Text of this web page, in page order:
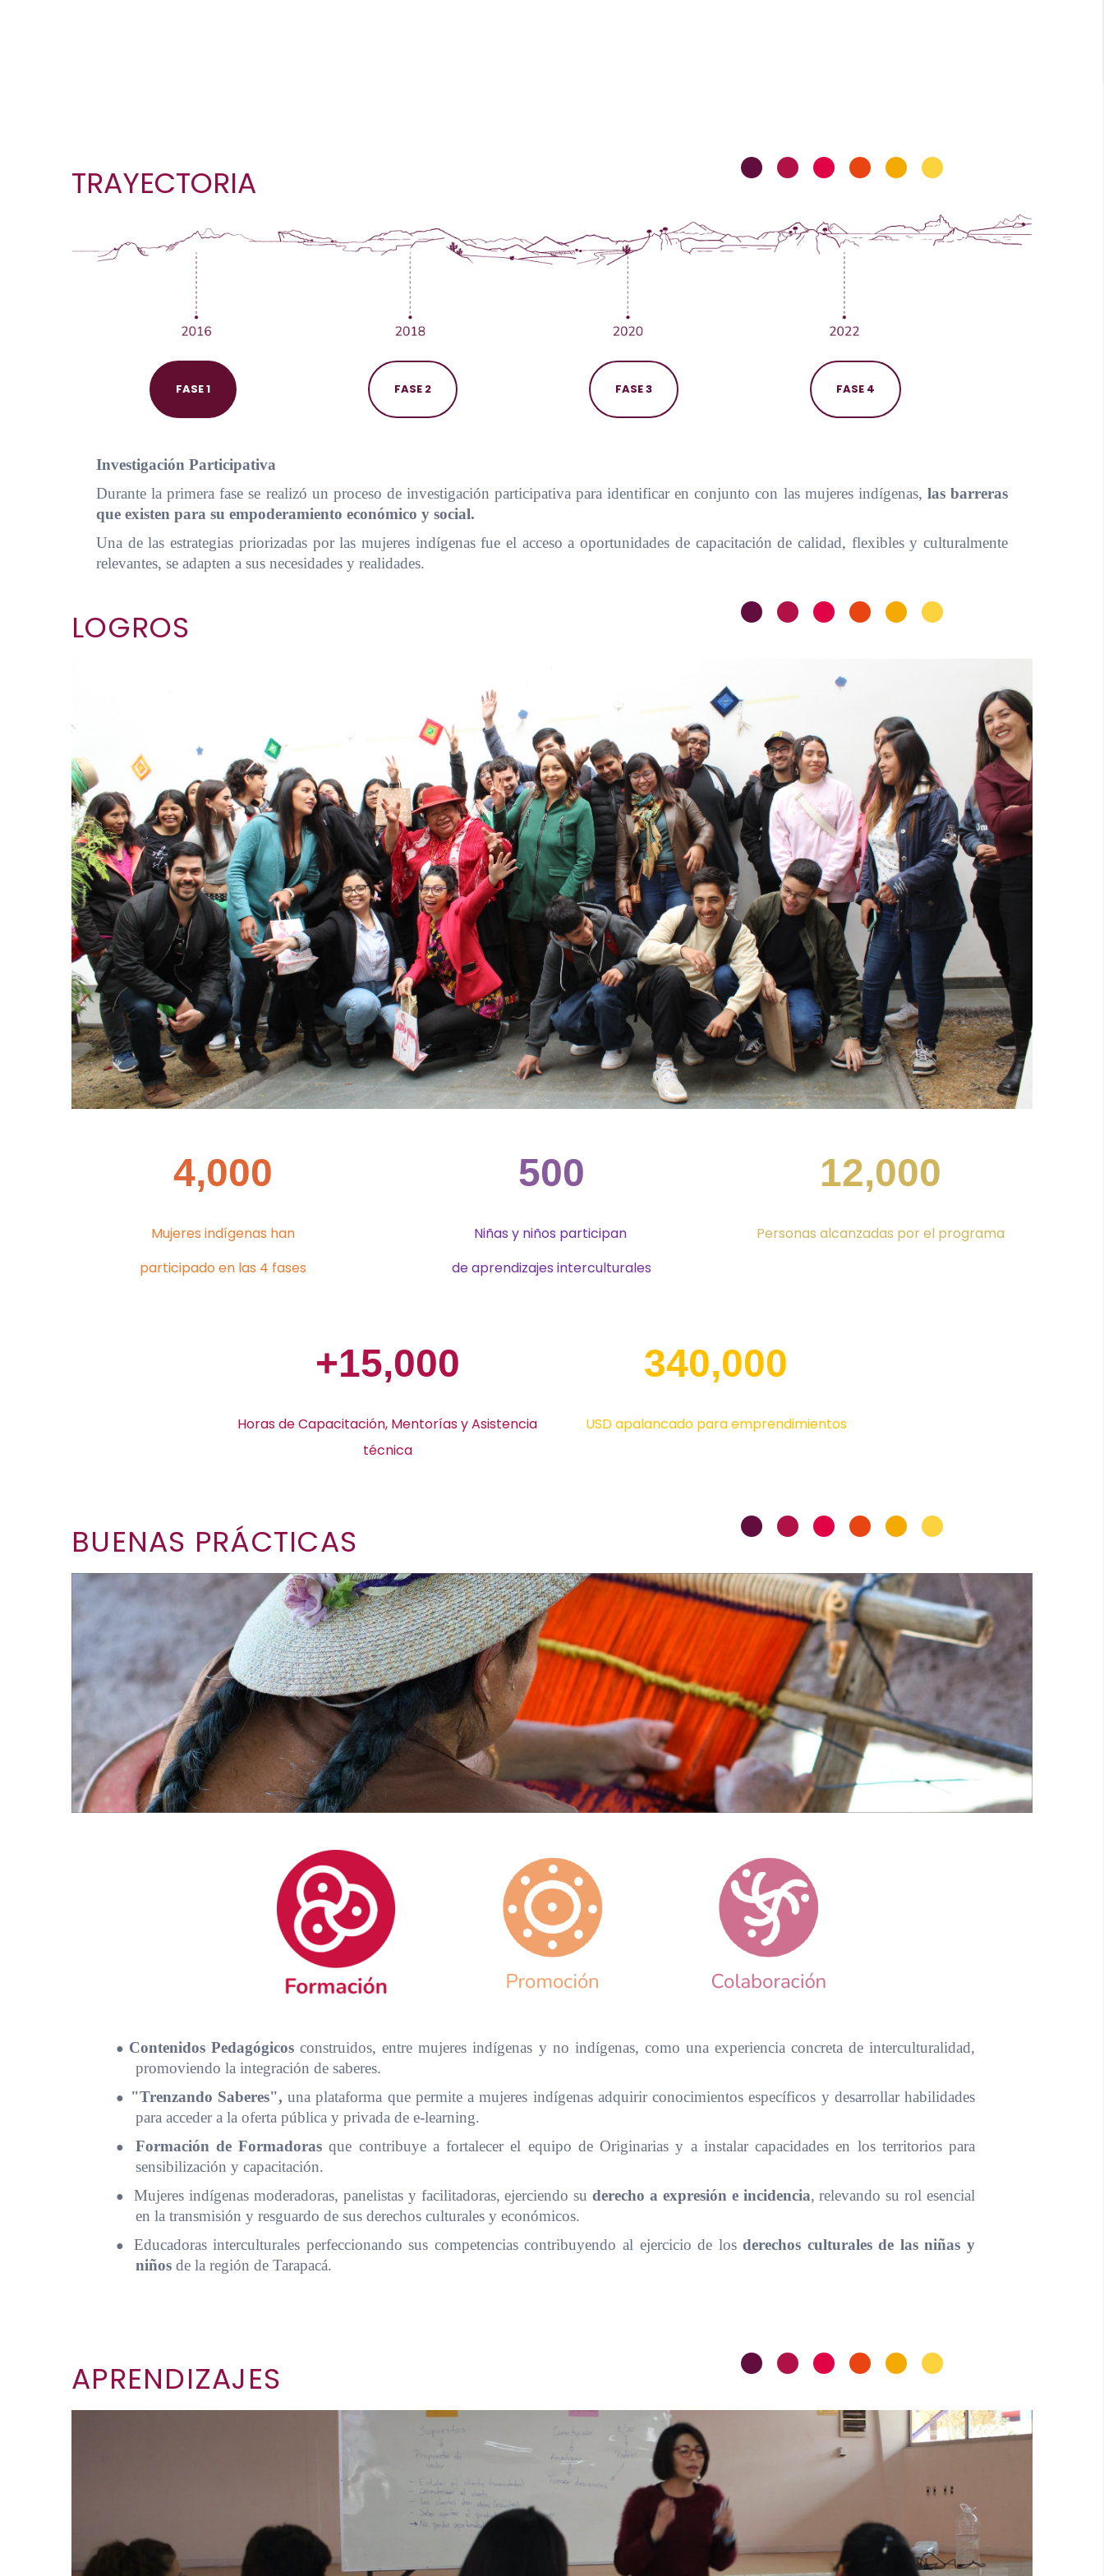
TRAYECTORIA ••••••
FASE 1 FASE 2 FASE 3 FASE 4
Investigación Participativa
Durante la primera fase se realizó un proceso de investigación participativa para identificar en conjunto con las mujeres indígenas, las barreras
que existen para su empoderamiento económico y social.
Una de las estrategias priorizadas por las mujeres indígenas fue el acceso a oportunidades de capacitación de calidad, flexibles y culturalmente
relevantes, se adapten a sus necesidades y realidades.
LOGROS ••••••
4,000
Mujeres indígenas han
participado en las 4 fases
500
Niñas y niños participan
de aprendizajes interculturales
12,000
Personas alcanzadas por el programa
+15,000
Horas de Capacitación, Mentorías y Asistencia
técnica
340,000
USD apalancado para emprendimientos
BUENAS PRÁCTICAS ••••••
● Contenidos Pedagógicos construidos, entre mujeres indígenas y no indígenas, como una experiencia concreta de interculturalidad,
promoviendo la integración de saberes.
● "Trenzando Saberes", una plataforma que permite a mujeres indígenas adquirir conocimientos específicos y desarrollar habilidades
para acceder a la oferta pública y privada de e-learning.
● Formación de Formadoras que contribuye a fortalecer el equipo de Originarias y a instalar capacidades en los territorios para
sensibilización y capacitación.
● Mujeres indígenas moderadoras, panelistas y facilitadoras, ejerciendo suderecho a expresión e incidencia, relevando su rol esencial
en la transmisión y resguardo de sus derechos culturales y económicos.
● Educadoras interculturales perfeccionando sus competencias contribuyendo al ejercicio de losderechos culturales de las niñas y
niños de la región de Tarapacá.
APRENDIZAJES ••••••